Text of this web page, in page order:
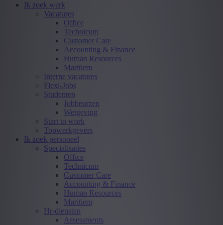
Ik zoek werk
Vacatures
Office
Technicum
Customer Care
Accounting & Finance
Human Resources
Maritiem
Interne vacatures
Flexi-Jobs
Studenten
Jobbeurzen
Wetgeving
Start to work
Topwerkgevers
Ik zoek personeel
Specialisaties
Office
Technicum
Customer Care
Accounting & Finance
Human Resources
Maritiem
Hr-diensten
Assessments